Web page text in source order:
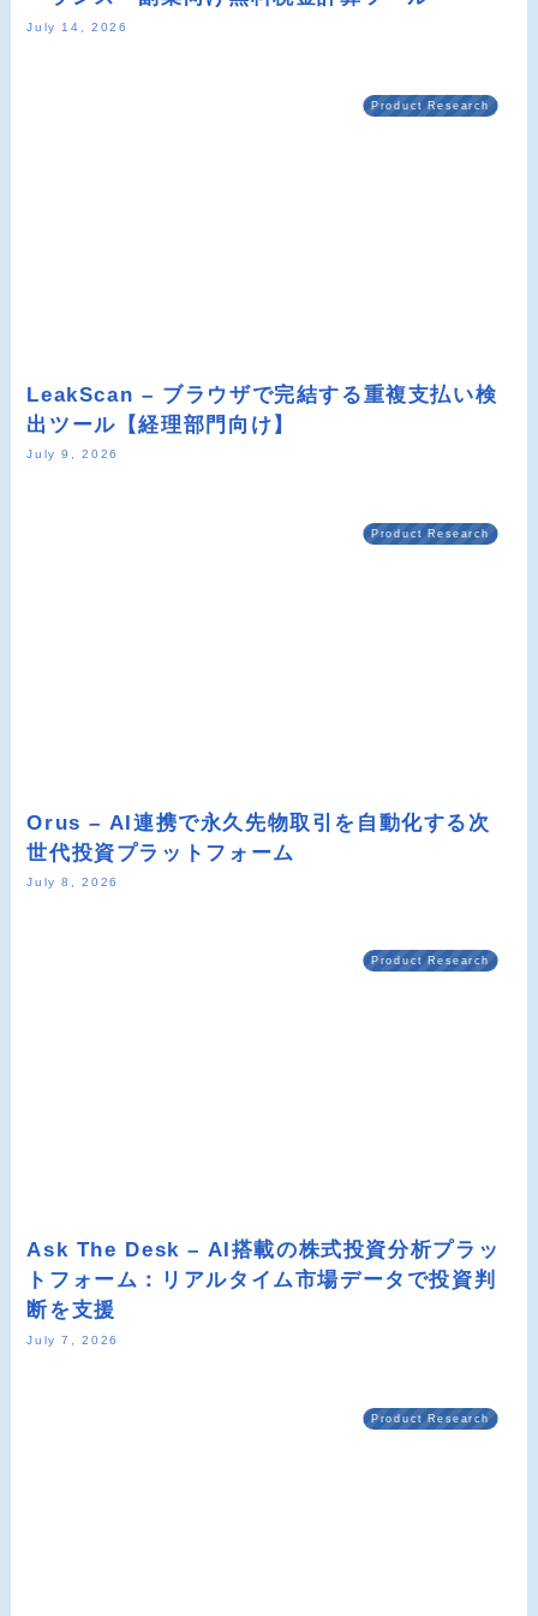
July 14, 2026
Product Research
LeakScan – ブラウザで完結する重複支払い検
出ツール【経理部門向け】
July 9, 2026
Product Research
Orus – AI連携で永久先物取引を自動化する次
世代投資プラットフォーム
July 8, 2026
Product Research
Ask The Desk – AI搭載の株式投資分析プラッ
トフォーム：リアルタイム市場データで投資判
断を支援
July 7, 2026
Product Research